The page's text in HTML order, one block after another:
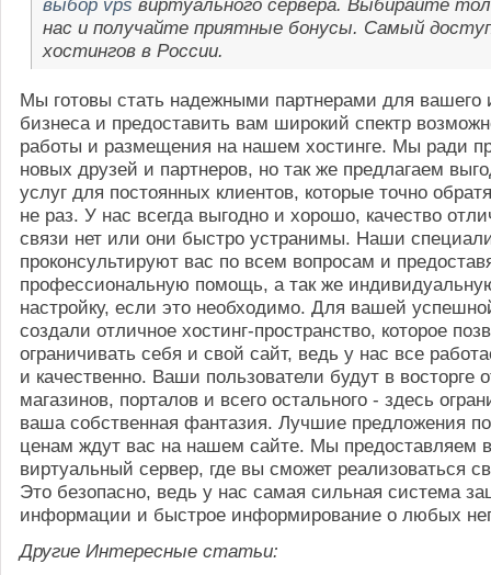
выбор vps виртуального сервера. Выбирайте
нас и получайте приятные бонусы. Самый
хостингов в России.
Мы готовы стать надежными партнерами для вашего
бизнеса и предоставить вам широкий спектр
работы и размещения на нашем хостинге. Мы ради
новых друзей и партнеров, но так же предлагаем
услуг для постоянных клиентов, которые точно
не раз. У нас всегда выгодно и хорошо, качество
связи нет или они быстро устранимы. Наши
проконсультируют вас по всем вопросам и
профессиональную помощь, а так же
настройку, если это необходимо. Для вашей
создали отличное хостинг-пространство, которое
ограничивать себя и свой сайт, ведь у нас все
и качественно. Ваши пользователи будут в восторге
магазинов, порталов и всего остального - здесь
ваша собственная фантазия. Лучшие предложения
ценам ждут вас на нашем сайте. Мы предоставляем
виртуальный сервер, где вы сможет реализоваться
Это безопасно, ведь у нас самая сильная система
информации и быстрое информирование о любых
Другие Интересные статьи: